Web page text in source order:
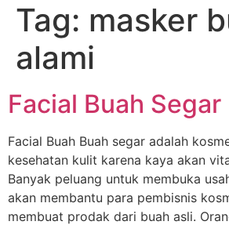
Tag: masker
alami
Facial Buah Segar
Facial Buah Buah segar adalah
kesehatan kulit karena kaya akan
Banyak peluang untuk membuka
akan membantu para pembisnis
membuat prodak dari buah asli.